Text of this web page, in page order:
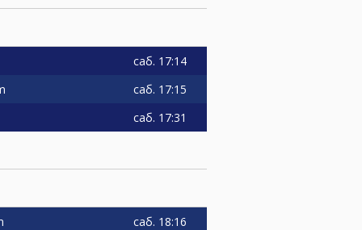
саб. 17:14
саб. 17:15
саб. 17:31
саб. 18:16